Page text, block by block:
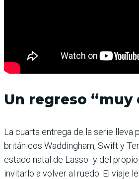
Un regreso “muy
La cuarta entrega de la serie lleva
británicos Waddingham, Swift y
estado natal de Lasso -y del propio
invitarlo a volver al ruedo. El viaje